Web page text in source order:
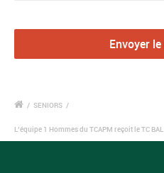
/ SENIORS /
L’équipe 1 Hommes du TCAPM reçoit le TC